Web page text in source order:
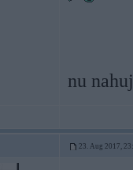
nu
23. Aug 2017,